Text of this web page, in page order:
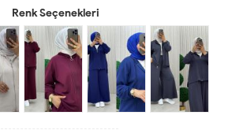
Renk Seçenekleri